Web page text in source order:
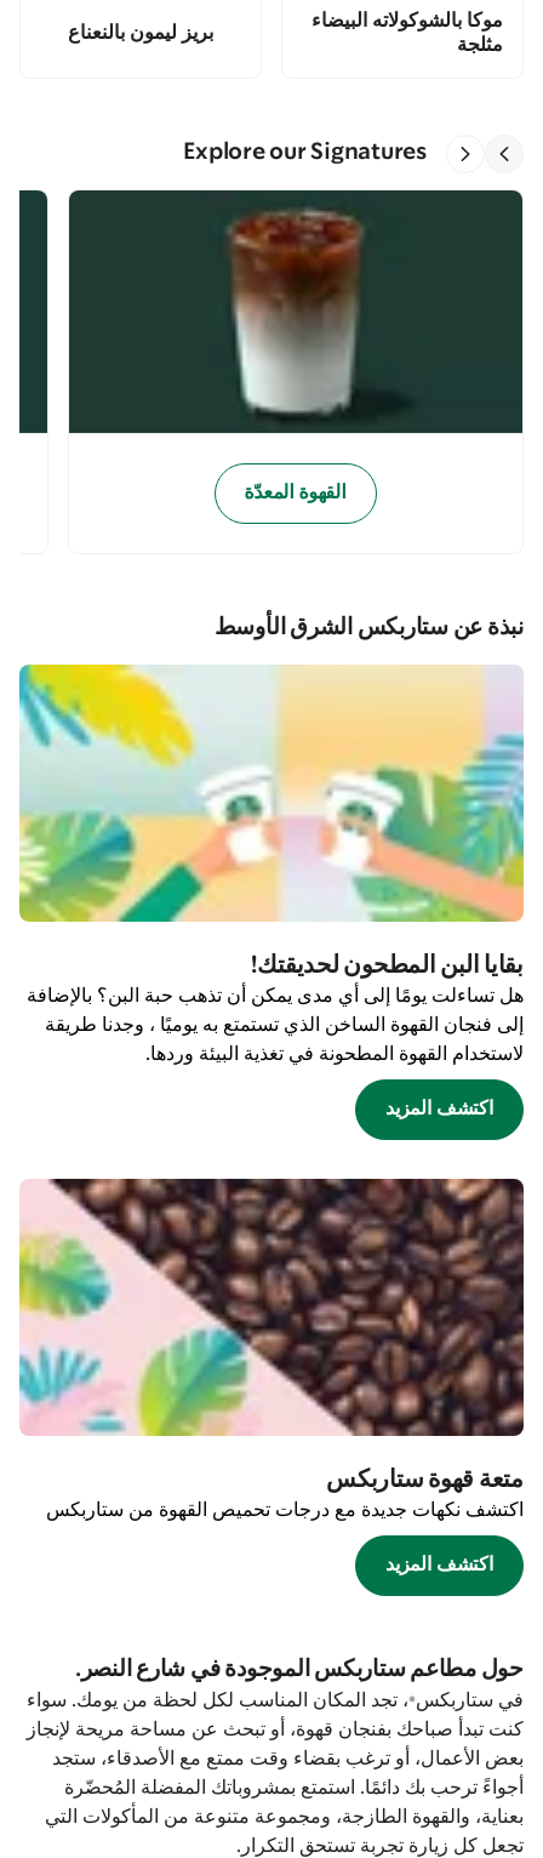
موكا بالشوكولاته البيضاء
مثلجة
بريز ليمون بالنعناع
Explore our Signatures
القهوة المعدّة
نبذة عن ستاربكس الشرق الأوسط
بقايا البن المطحون لحديقتك!
هل تساءلت يومًا إلى أي مدى يمكن أن تذهب حبة البن؟ بالإضافة
إلى فنجان القهوة الساخن الذي تستمتع به يوميًا ، وجدنا طريقة
لاستخدام القهوة المطحونة في تغذية البيئة وردها.
اكتشف المزيد
متعة قهوة ستاربكس
اكتشف نكهات جديدة مع درجات تحميص القهوة من ستاربكس
اكتشف المزيد
حول مطاعم ستاربكس الموجودة في شارع النصر.
في ستاربكس®، تجد المكان المناسب لكل لحظة من يومك. سواء
كنت تبدأ صباحك بفنجان قهوة، أو تبحث عن مساحة مريحة لإنجاز
بعض الأعمال، أو ترغب بقضاء وقت ممتع مع الأصدقاء، ستجد
أجواءً ترحب بك دائمًا. استمتع بمشروباتك المفضلة المُحضّرة
بعناية، والقهوة الطازجة، ومجموعة متنوعة من المأكولات التي
تجعل كل زيارة تجربة تستحق التكرار.